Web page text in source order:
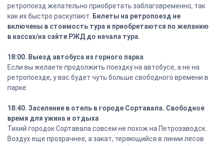
ретропоезд желательно приобретать заблаговременно, так
как их быстро раскупают.
Билеты на ретропоезд не
включены в стоимость тура и приобретаются по желанию
в кассах/на сайте РЖД до начала тура.
18:00. Выезд автобуса из горного парка
Если вы желаете продолжить поездку на автобусе, а не на
ретропоезде, у вас будет чуть больше свободного времени в
парке.
18:40. Заселение в отель в городе Сортавала. Свободное
время для ужина и отдыха
Тихий городок Сортавала совсем не похож на Петрозаводск.
Воздух еще прозрачнее, а закат, теряющийся в линии лесов